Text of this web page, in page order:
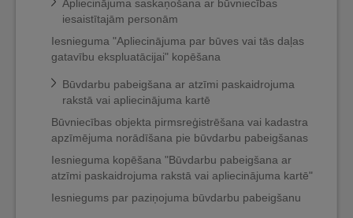
Apliecinājuma saskaņošana ar būvniecības
iesaistītajām personām
Iesnieguma "Apliecinājuma par būves vai tās daļas
gatavību ekspluatācijai" kopēšana
Būvdarbu pabeigšana ar atzīmi paskaidrojuma
rakstā vai apliecinājuma kartē
Būvniecības objekta pirmsreģistrēšana vai kadastra
apzīmējuma norādīšana pie būvdarbu pabeigšanas
Iesnieguma kopēšana "Būvdarbu pabeigšana ar
atzīmi paskaidrojuma rakstā vai apliecinājuma kartē"
Iesniegums par paziņojuma būvdarbu pabeigšanu